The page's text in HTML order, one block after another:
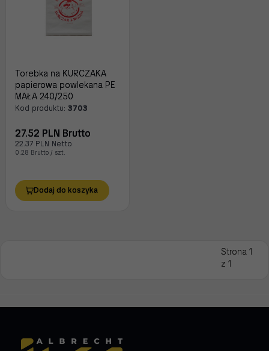
Torebka na KURCZAKA
papierowa powlekana PE
MAŁA 240/250
Kod produktu: 3703
27.52 PLN Brutto
22.37 PLN Netto
0.28 Brutto / szt.
Dodaj do koszyka
Strona 1
z 1